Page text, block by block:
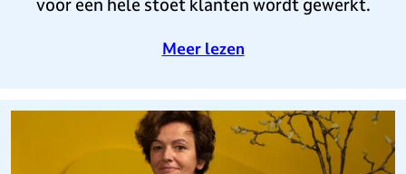
e
B
o
e
voor een hele stoet klanten wordt gewerkt.
Meer lezen
o
r
A
r